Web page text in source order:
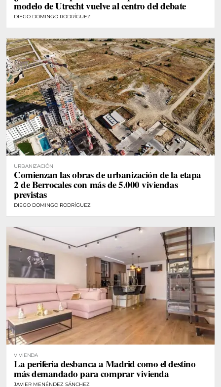
modelo de Utrecht vuelve al centro del debate
DIEGO DOMINGO RODRÍGUEZ
URBANIZACIÓN
Comienzan las obras de urbanización de la etapa
2 de Berrocales con más de 5.000 viviendas
previstas
DIEGO DOMINGO RODRÍGUEZ
VIVIENDA
La periferia desbanca a Madrid como el destino
más demandado para comprar vivienda
JAVIER MENÉNDEZ SÁNCHEZ